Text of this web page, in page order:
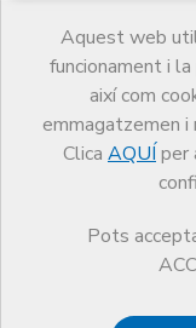
Aquest web
funcionament i
així com
emmagatzemen i
Clica AQUÍ per
Pots
Notícies
Comunicació
El CoMB acull la